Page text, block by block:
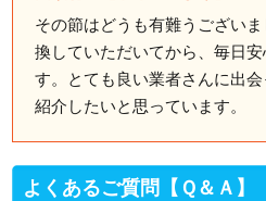
その節はどうも有難うござい
換していただいてから、毎日
す。とても良い業者さんに出
紹介したいと思っています。
よくあるご質問【Ｑ＆Ａ】